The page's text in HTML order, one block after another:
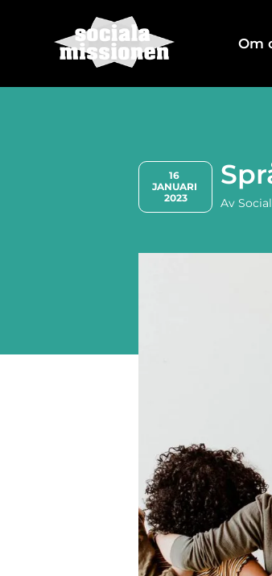
Om
16
JANUARI
2023
Av